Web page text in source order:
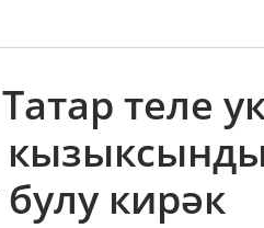
теле
кирәк